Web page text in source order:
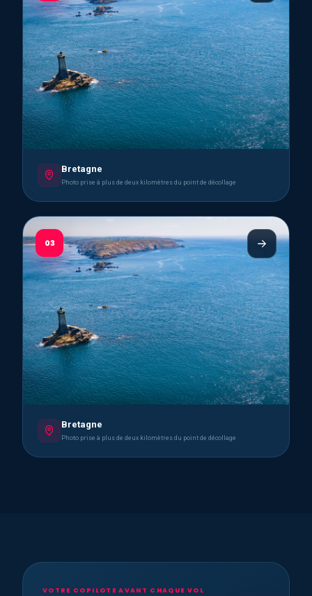
Bretagne
Photo prise à plus de deux kilomètres du point de décollage
03
Bretagne
Photo prise à plus de deux kilomètres du point de décollage
VOTRE COPILOTE AVANT CHAQUE VOL